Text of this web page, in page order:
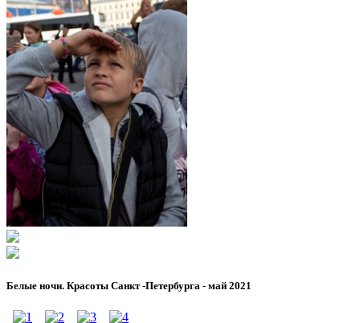
Белые ночи. Красоты Санкт -Петербурга - май 2021